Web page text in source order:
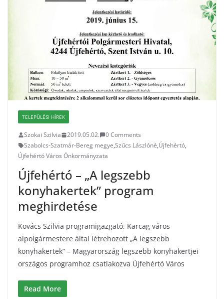
TELEPÜLÉSI HÍREK
Szokai Szilvia 2019.05.02.
0 Comments
Szabolcs-Szatmár-Bereg megye,Szűcs Lászlóné,Újfehértó,
Újfehértó Város Önkormányzata
Újfehértó – „A legszebb
konyhakertek” program
meghirdetése
Kovács Szilvia programigazgató, Karcag város
alpolgármestere által létrehozott „A legszebb
konyhakertek” – Magyarország legszebb konyhakertjei
országos programhoz csatlakozva Újfehértó Város
Read More